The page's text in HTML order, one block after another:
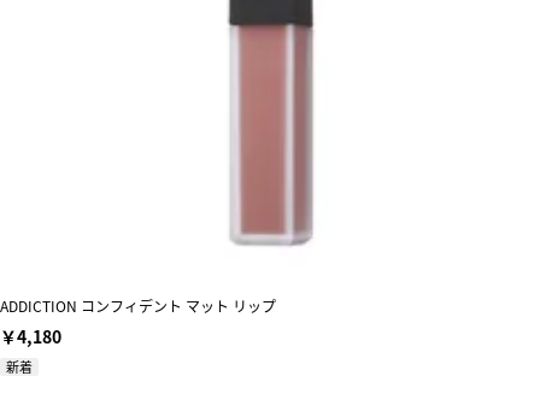
ADDICTION コンフィデント マット リップ
￥4,180
新着